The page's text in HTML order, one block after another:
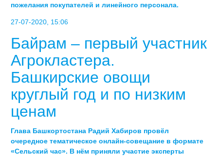
пожелания покупателей и линейного персонала.
27-07-2020, 15:06
Байрам – первый участник
Агрокластера.
Башкирские овощи
круглый год и по низким
ценам
Глава Башкортостана Радий Хабиров провёл
очередное тематическое онлайн-совещание в формате
«Сельский час». В нём приняли участие эксперты